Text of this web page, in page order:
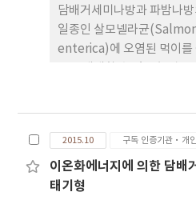
적 방사 후 7주뒤, 처리구와
각 주당 3.71과 3.85개로 조
당 35.36장의 피해잎이 조사
에서는 2세대 유충이 발생
당 평균 4.66마리의 담배거
판단할 수 있었다.
담배거세미나방과 파밤나
일종인 살모넬라균
enterica)에 오염된 먹이를
았다. 먼저 살모넬라균을
형으로 잘라서 담배거세미
(n=30)의 2~3령 유충 개체
제공하였다. 이후에는 하루
2015.10 구독 인증기관·개
이온화에너지에 의한 담배
태기형